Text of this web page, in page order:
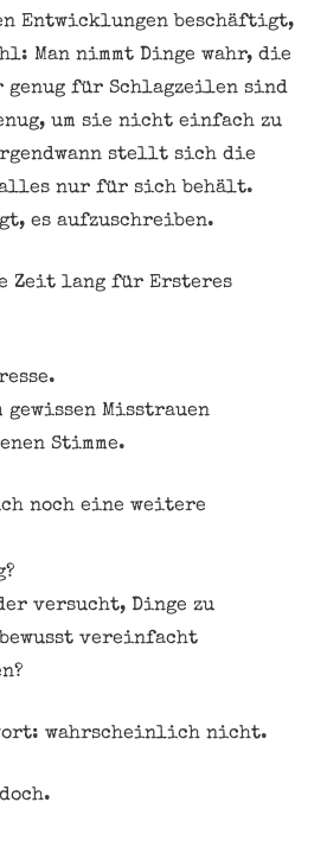
Entwicklungen beschäftigt,
Man nimmt Dinge wahr, die
für Schlagzeilen sind
um sie nicht einfach zu
stellt sich die
alles nur für sich behält.
es aufzuschreiben.
Zeit lang für Ersteres
gewissen Misstrauen
Stimme.
noch eine weitere
versucht, Dinge zu
vereinfacht
wahrscheinlich nicht.